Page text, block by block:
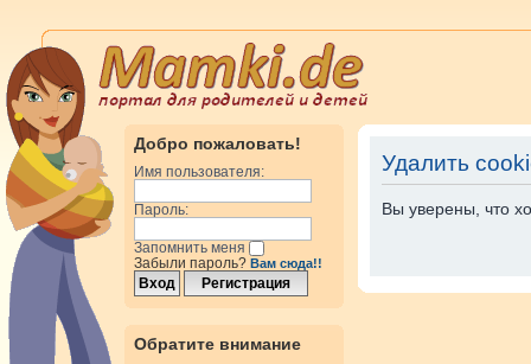
Добро пожаловать!
Имя пользователя:
Пароль:
Запомнить меня
Забыли пароль? Вам сюда!!
Обратите внимание
Удалить
Вы уверены, что